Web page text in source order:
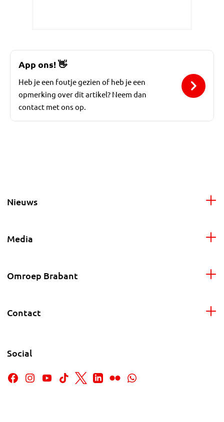
App ons!👋
Heb je een foutje gezien of heb je een
opmerking over dit artikel? Neem dan
contact met ons op.
Nieuws
Media
Omroep Brabant
Contact
Social